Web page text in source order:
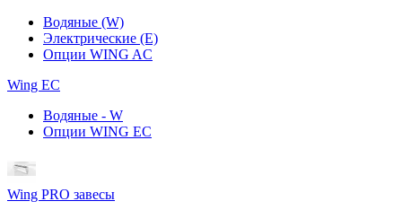
Водяные (W)
Электрические (E)
Опции WING AC
Wing EC
Водяные - W
Опции WING EC
Wing PRO завесы